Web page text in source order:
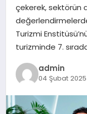
çekerek, sektörün
Turizmi
turizminde 7.
admin
04 Şubat 2025